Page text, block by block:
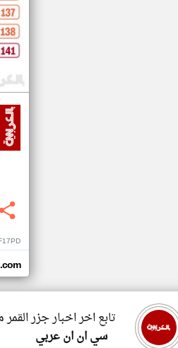
تابع اخر اخبار جزر
سي ان ان عربي